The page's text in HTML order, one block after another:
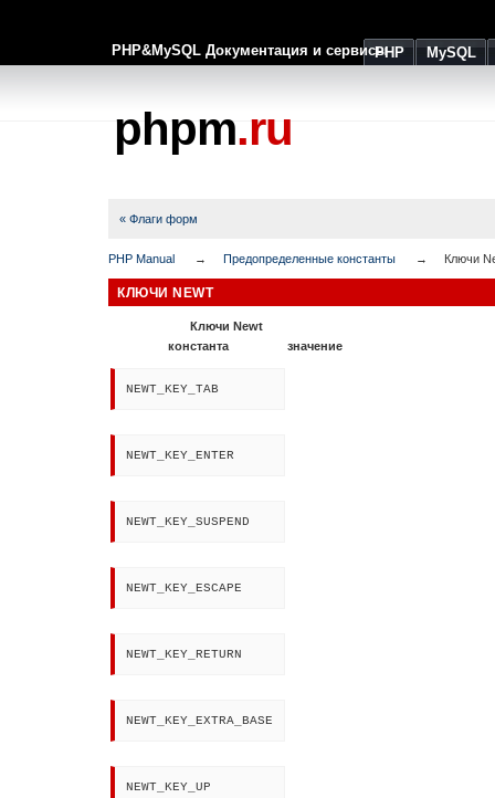
PHP&MySQL Документация и сервисыPHP MySQL
phpm.ru
« Флаги форм
PHP Manual Предопределенные константы Ключи
КЛЮЧИ NEWT
Ключи Newt
константа
значение
NEWT_KEY_TAB
NEWT_KEY_ENTER
NEWT_KEY_SUSPEND
NEWT_KEY_ESCAPE
NEWT_KEY_RETURN
NEWT_KEY_EXTRA_BASE
NEWT_KEY_UP